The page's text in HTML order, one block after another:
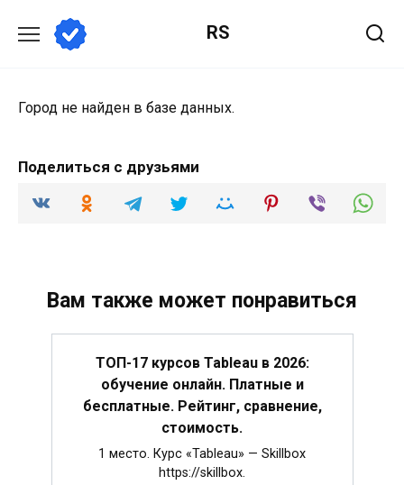
содержанию
RS
Город не найден в базе данных.
Поделиться с друзьями
Вам также может понравиться
ТОП-17 курсов Tableau в 2026:
обучение онлайн. Платные и
бесплатные. Рейтинг, сравнение,
стоимость.
1 место. Курс «Tableau» — Skillbox
https://skillbox.